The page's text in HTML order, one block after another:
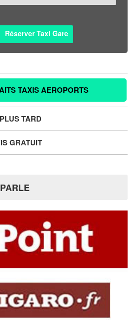
Réserver Taxi Gare
TAXIS AEROPORTS
TARD
GRATUIT